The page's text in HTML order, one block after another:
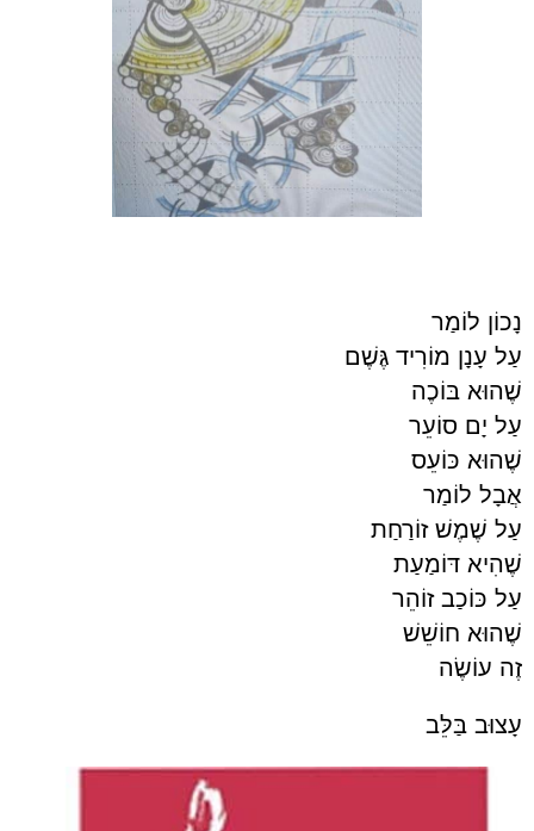
נָכוֹן לוֹמַר
עַל עָנָן מוֹרִיד גֶּשֶׁם
שֶׁהוּא בּוֹכֶה
עַל יָם סוֹעֵר
שֶׁהוּא כּוֹעֵס
אֲבָל לוֹמַר
עַל שֶׁמֶשׁ זוֹרַחַת
שֶׁהִיא דּוֹמַעַת
עַל כּוֹכַב זוֹהֵר
שֶׁהוּא חוֹשֵׁשׁ
זֶה עוֹשֶׂה
עָצוּב בַּלֵּב